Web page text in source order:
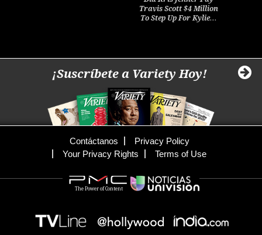
Travis Scott $4 Million
To Step Up For Kylie…
¡Suscríbete a Variety Hoy!
Contáctanos
Privacy Policy
Your Privacy Rights
Terms of Use
The Power of Content